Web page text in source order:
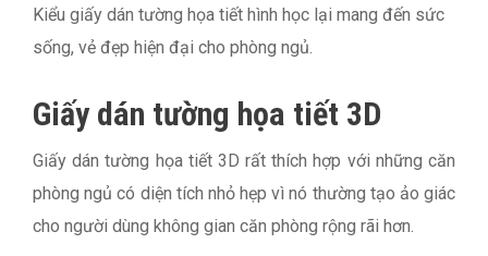
Kiểu giấy dán tường họa tiết hình học lại mang đến sức
sống, vẻ đẹp hiện đại cho phòng ngủ.
Giấy dán tường họa tiết 3D
Giấy dán tường họa tiết 3D rất thích hợp với những căn
phòng ngủ có diện tích nhỏ hẹp vì nó thường tạo ảo giác
cho người dùng không gian căn phòng rộng rãi hơn.